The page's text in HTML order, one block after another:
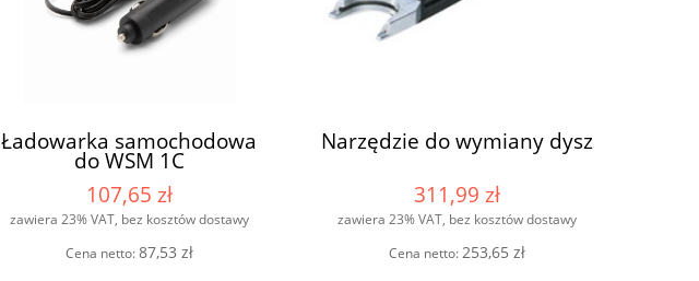
Ładowarka samochodowa
do WSM 1C
107,65 zł
zawiera 23% VAT, bez kosztów dostawy
Cena netto:87,53 zł
Narzędzie do wymiany dysz
311,99 zł
zawiera 23% VAT, bez kosztów dostawy
Cena netto:253,65 zł